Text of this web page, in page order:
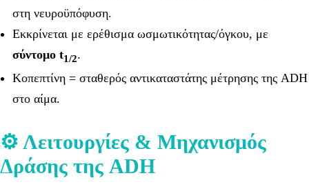
στη νευροϋπόφυση.
Εκκρίνεται με ερέθισμα ωσμωτικότητας/όγκου, με
σύντομο t1/2.
Κοπεπτίνη = σταθερός αντικαταστάτης μέτρησης της ADH
στο αίμα.
⚙️ Λειτουργίες & Μηχανισμός
Δράσης της ADH